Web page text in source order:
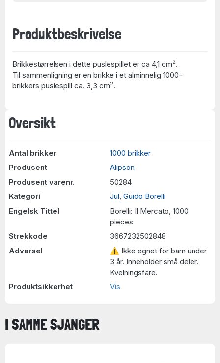
Oversikt
Antal brikker
1000 brikker
Produsent
Alipson
Produsent varenr.
50284
Kategori
Jul, Guido Borelli
Engelsk Tittel
Borelli: Il Mercato, 1000
pieces
Strekkode
3667232502848
Advarsel
⚠ Ikke egnet for barn under
3 år. Inneholder små deler.
Kvelningsfare.
Produktsikkerhet
Vis
Produktbeskrivelse
Brikkestørrelsen i dette puslespillet er ca 4,1 cm2.
Til sammenligning er en brikke i et alminnelig 1000-
brikkers puslespill ca. 3,3 cm2.
I SAMME SJANGER